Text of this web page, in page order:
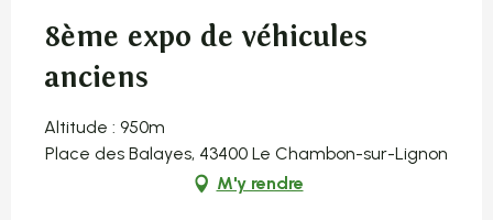
8ème expo de véhicules
anciens
Altitude : 950m
Place des Balayes, 43400 Le Chambon-sur-Lignon
M'y rendre